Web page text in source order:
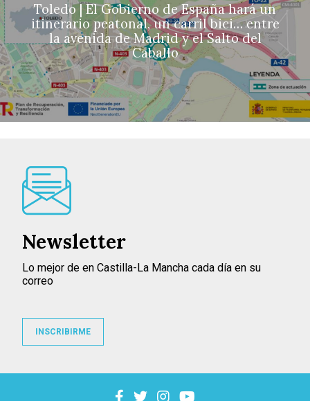
Toledo | El Gobierno de España hará un
itinerario peatonal, un carril bici… entre
la avenida de Madrid y el Salto del
Caballo
Newsletter
Lo mejor de en Castilla-La Mancha cada día en su
correo
INSCRIBIRME